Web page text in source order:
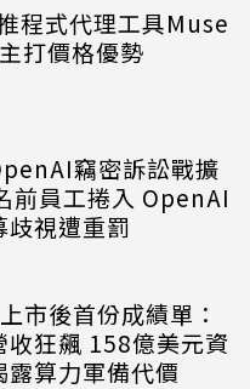
程式代理工具Muse
打價格優勢
竊密訴訟戰擴
前員工捲入 OpenAI
歧視遭重罰
市後首份成績單：
收狂飆 158億美元資
露算力軍備代價